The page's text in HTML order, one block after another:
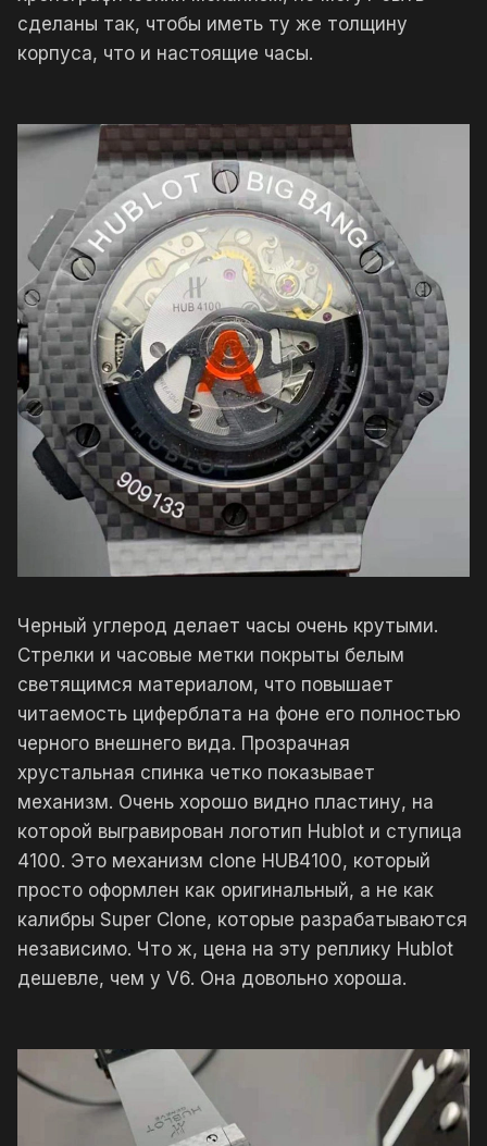
сделаны так, чтобы иметь ту же толщину
корпуса, что и настоящие часы.
Черный углерод делает часы очень крутыми.
Стрелки и часовые метки покрыты белым
светящимся материалом, что повышает
читаемость циферблата на фоне его полностью
черного внешнего вида. Прозрачная
хрустальная спинка четко показывает
механизм. Очень хорошо видно пластину, на
которой выгравирован логотип Hublot и ступица
4100. Это механизм clone HUB4100, который
просто оформлен как оригинальный, а не как
калибры Super Clone, которые разрабатываются
независимо. Что ж, цена на эту реплику Hublot
дешевле, чем у V6. Она довольно хороша.